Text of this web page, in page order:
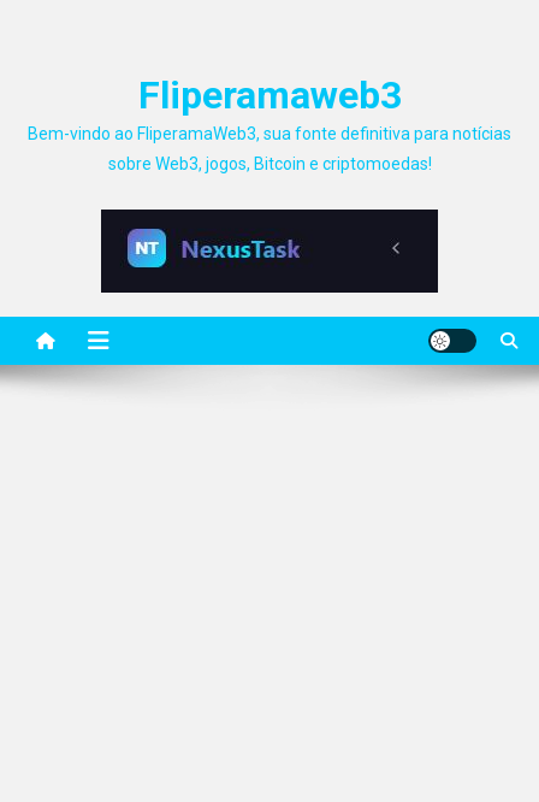
Fliperamaweb3
Bem-vindo ao FliperamaWeb3, sua fonte definitiva para notícias
sobre Web3, jogos, Bitcoin e criptomoedas!